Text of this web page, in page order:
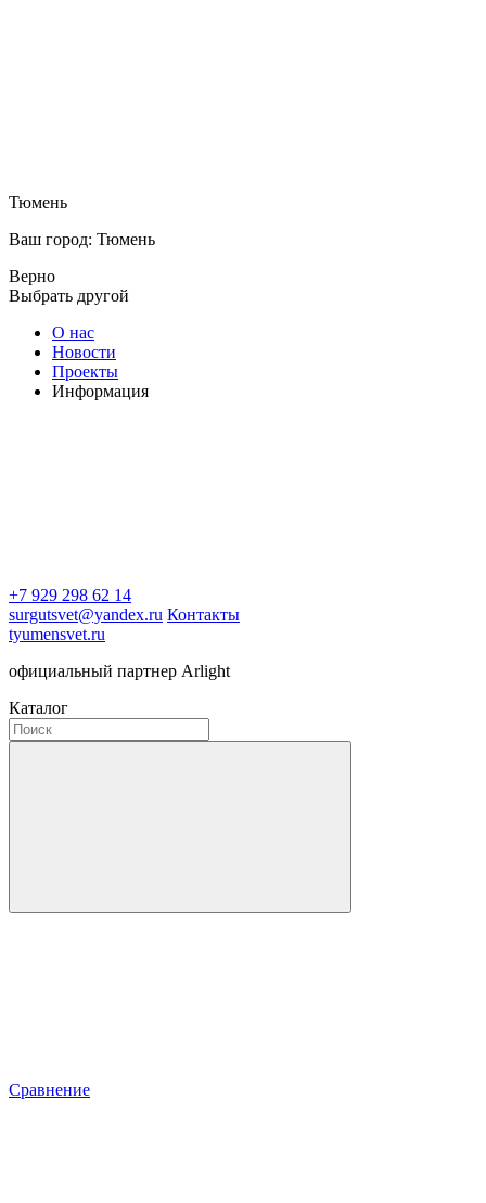
Тюмень
Ваш город: Тюмень
Верно
Выбрать другой
О нас
Новости
Проекты
Информация
+7 929 298 62 14
surgutsvet@yandex.ru Контакты
tyumensvet.ru
официальный партнер Arlight
Каталог
Сравнение